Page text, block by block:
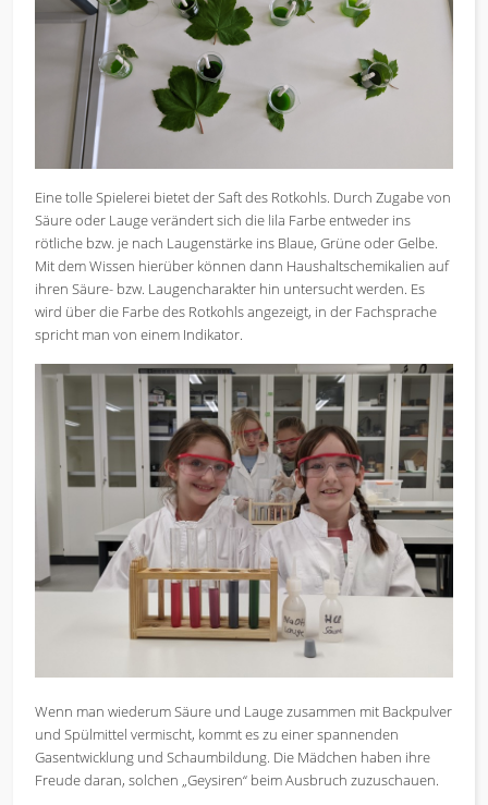
Eine tolle Spielerei bietet der Saft des Rotkohls. Durch Zugabe von
Säure oder Lauge verändert sich die lila Farbe entweder ins
rötliche bzw. je nach Laugenstärke ins Blaue, Grüne oder Gelbe.
Mit dem Wissen hierüber können dann Haushaltschemikalien auf
ihren Säure- bzw. Laugencharakter hin untersucht werden. Es
wird über die Farbe des Rotkohls angezeigt, in der Fachsprache
spricht man von einem Indikator.
Wenn man wiederum Säure und Lauge zusammen mit Backpulver
und Spülmittel vermischt, kommt es zu einer spannenden
Gasentwicklung und Schaumbildung. Die Mädchen haben ihre
Freude daran, solchen „Geysiren“ beim Ausbruch zuzuschauen.